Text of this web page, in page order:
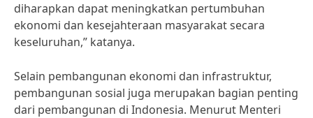
diharapkan dapat meningkatkan pertumbuhan
ekonomi dan kesejahteraan masyarakat secara
keseluruhan,” katanya.
Selain pembangunan ekonomi dan infrastruktur,
pembangunan sosial juga merupakan bagian penting
dari pembangunan di Indonesia. Menurut Menteri